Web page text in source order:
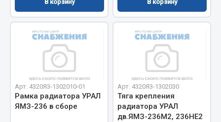
Весь раздел
МЕТИЗЫ
Кольца стопорные
Пресс-масленки
Пробки
В корзину В корзину
Арт. 4320Я3-1302010-01
Рамка радиатора УРАЛ
ЯМЗ-236 в сборе
Арт. 4320Я3-1302030
Тяга крепления
радиатора УРАЛ
дв.ЯМЗ-236М2, 236НЕ2